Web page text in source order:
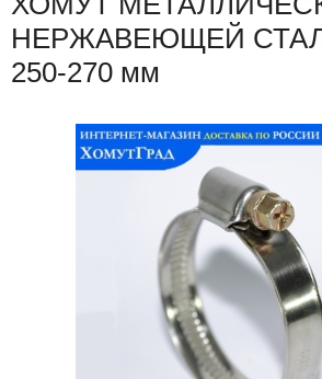
НЕРЖАВЕЮЩЕЙ
250-270 мм